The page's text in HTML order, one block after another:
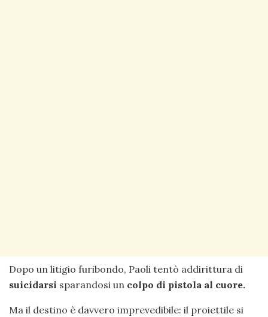
Dopo un litigio furibondo, Paoli tentò addirittura di
suicidarsi sparandosi un colpo di pistola al cuore.
Ma il destino è davvero imprevedibile: il proiettile si